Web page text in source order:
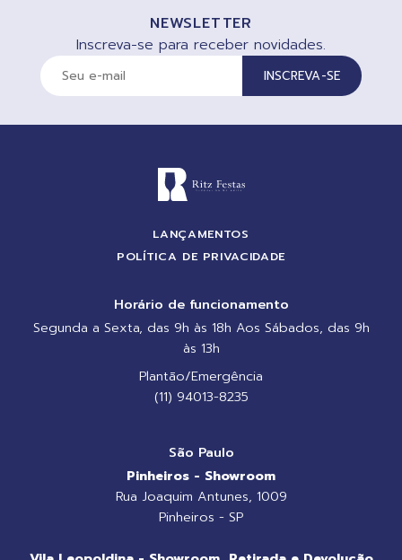
NEWSLETTER
Inscreva-se para receber novidades.
INSCREVA-SE
LANÇAMENTOS
POLÍTICA DE PRIVACIDADE
Horário de funcionamento
Segunda a Sexta, das 9h às 18h Aos Sábados, das 9h
às 13h
Plantão/Emergência
(11) 94013-8235
São Paulo
Pinheiros - Showroom
Rua Joaquim Antunes, 1009
Pinheiros - SP